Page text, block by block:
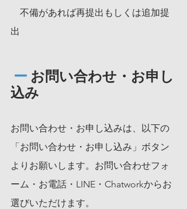
不備があれば再提出もしくは追加提
出
ー お問い合わせ・お申し
込み
お問い合わせ・お申し込みは、以下の
「お問い合わせ・お申し込み」ボタン
よりお願いします。お問い合わせフォ
ーム・お電話・LINE・Chatworkからお
選びいただけます。